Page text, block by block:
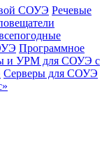
СОУЭ Речевые
Программное
и УРМ для СОУЭ с
Серверы для СОУЭ